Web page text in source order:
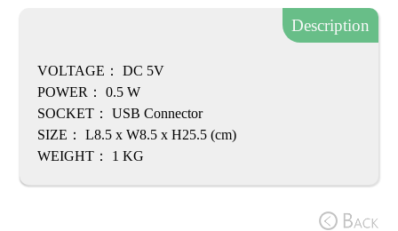
Description
VOLTAGE： DC 5V
POWER： 0.5 W
SOCKET： USB Connector
SIZE： L8.5 x W8.5 x H25.5 (cm)
WEIGHT： 1 KG